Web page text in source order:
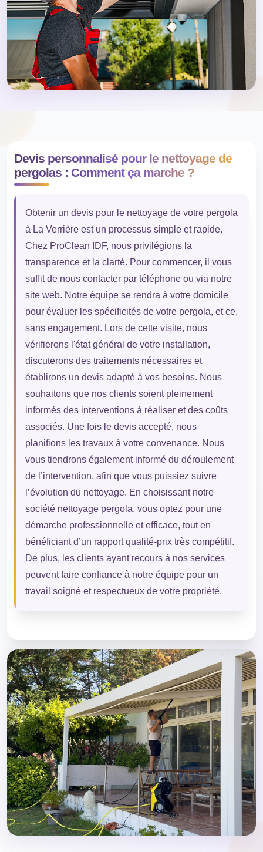
Devis personnalisé pour le nettoyage de
pergolas : Comment ça marche ?
Obtenir un devis pour le nettoyage de votre pergola
à La Verrière est un processus simple et rapide.
Chez ProClean IDF, nous privilégions la
transparence et la clarté. Pour commencer, il vous
suffit de nous contacter par téléphone ou via notre
site web. Notre équipe se rendra à votre domicile
pour évaluer les spécificités de votre pergola, et ce,
sans engagement. Lors de cette visite, nous
vérifierons l'état général de votre installation,
discuterons des traitements nécessaires et
établirons un devis adapté à vos besoins. Nous
souhaitons que nos clients soient pleinement
informés des interventions à réaliser et des coûts
associés. Une fois le devis accepté, nous
planifions les travaux à votre convenance. Nous
vous tiendrons également informé du déroulement
de l’intervention, afin que vous puissiez suivre
l’évolution du nettoyage. En choisissant notre
société nettoyage pergola, vous optez pour une
démarche professionnelle et efficace, tout en
bénéficiant d’un rapport qualité-prix très compétitif.
De plus, les clients ayant recours à nos services
peuvent faire confiance à notre équipe pour un
travail soigné et respectueux de votre propriété.